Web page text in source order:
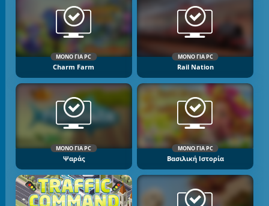
ΜΌΝΟ ΓΙΑ PC
Charm Farm
ΜΌΝΟ ΓΙΑ PC
Rail Nation
ΜΌΝΟ ΓΙΑ PC
Ψαράς
ΜΌΝΟ ΓΙΑ PC
Βασιλική Ιστορία